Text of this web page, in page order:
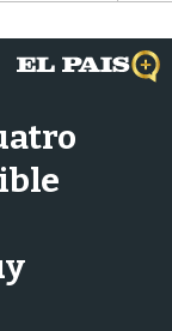
o
s
t
r